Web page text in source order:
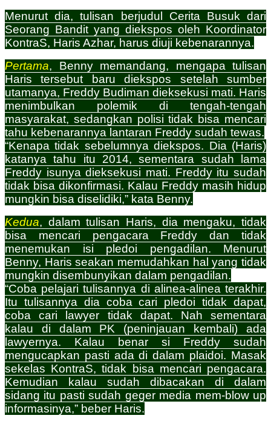
Menurut dia, tulisan berjudul Cerita Busuk dari
Seorang Bandit yang diekspos oleh Koordinator
KontraS, Haris Azhar, harus diuji kebenarannya.
Pertama, Benny memandang, mengapa tulisan
Haris tersebut baru diekspos setelah sumber
utamanya, Freddy Budiman dieksekusi mati. Haris
menimbulkan polemik di tengah-tengah
masyarakat, sedangkan polisi tidak bisa mencari
tahu kebenarannya lantaran Freddy sudah tewas.
“Kenapa tidak sebelumnya diekspos. Dia (Haris)
katanya tahu itu 2014, sementara sudah lama
Freddy isunya dieksekusi mati‎. Freddy itu sudah
tidak bisa dikonfirmasi. Kalau Freddy masih hidup
mungkin bisa diselidiki,” kata Benny.
Kedua, dalam tulisan Haris, dia mengaku, tidak
bisa mencari pengacara Freddy dan tidak
menemukan isi pledoi pengadilan. Menurut
Benny, Haris seakan memudahkan hal yang tidak
mungkin disembunyikan dalam pengadilan.
“Coba pelajari tulisannya di alinea-alinea terakhir.
Itu tulisannya dia coba cari pledoi tidak dapat,
coba cari lawyer tidak dapat. Nah sementara
kalau di dalam PK (peninjauan kembali) ada
lawyernya. Kalau benar si Freddy sudah
mengucapkan pasti ada di dalam plaidoi. Masak
sekelas KontraS, tidak bisa mencari pengacara.
Kemudian kalau sudah dibacakan di dalam
sidang itu pasti sudah geger media mem-blow up
informasinya,” beber Haris.